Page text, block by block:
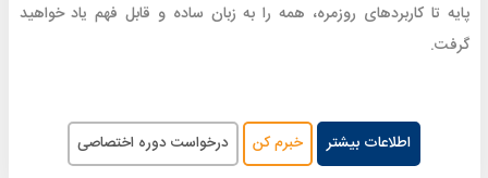
پایه تا کاربردهای روزمره، همه را به زبان ساده و قابل فهم یاد خواهید
گرفت.
اطلاعات بیشتر خبرم کن درخواست دوره اختصاصی